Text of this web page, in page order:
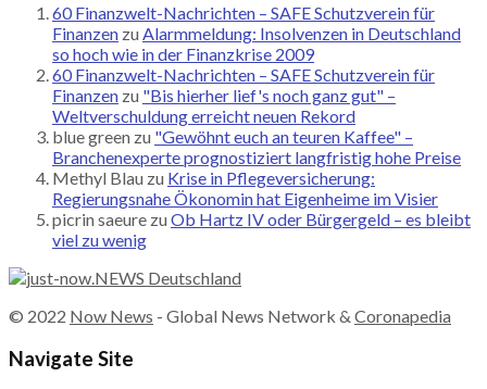
60 Finanzwelt-Nachrichten – SAFE Schutzverein für
Finanzen zu Alarmmeldung: Insolvenzen in Deutschland
so hoch wie in der Finanzkrise 2009
60 Finanzwelt-Nachrichten – SAFE Schutzverein für
Finanzen zu "Bis hierher lief's noch ganz gut" –
Weltverschuldung erreicht neuen Rekord
blue green zu "Gewöhnt euch an teuren Kaffee" –
Branchenexperte prognostiziert langfristig hohe Preise
Methyl Blau zu Krise in Pflegeversicherung:
Regierungsnahe Ökonomin hat Eigenheime im Visier
picrin saeure zu Ob Hartz IV oder Bürgergeld – es bleibt
viel zu wenig
© 2022 Now News - Global News Network & Coronapedia
Navigate Site